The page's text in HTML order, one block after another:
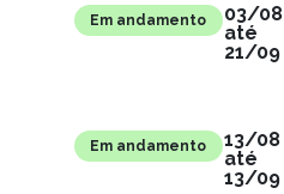
Em andamento
03/08
até
21/09
Em andamento
13/08
até
13/09